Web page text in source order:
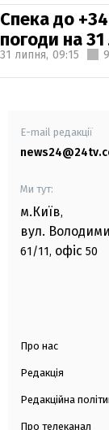
Спека до
погоди на
31 липня, 09:15
E-mail редакції
Ми тут:
м.Київ,
вул.
61/11, офіс 50
Про нас
Редакція
Редакційна
Про телеканал